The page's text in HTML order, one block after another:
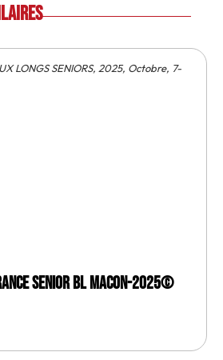
LONGS SENIORS, 2025, Octobre, 7-
senior BL Macon-2025©